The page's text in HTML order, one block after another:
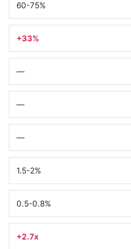
60-75%
+33%
—
—
—
1.5-2%
0.5-0.8%
+2.7x